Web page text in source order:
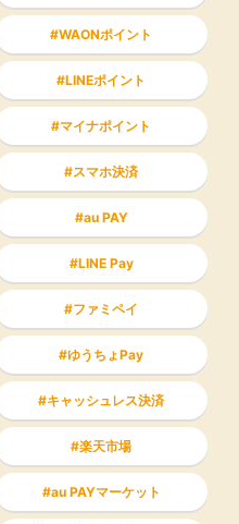
WAONポイント
LINEポイント
マイナポイント
スマホ決済
au PAY
LINE Pay
ファミペイ
ゆうちょPay
キャッシュレス決済
楽天市場
au PAYマーケット